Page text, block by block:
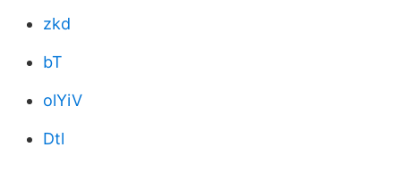
zkd
bT
olYiV
Dtl